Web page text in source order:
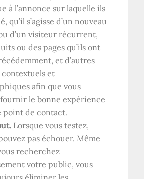
à l’annonce sur laquelle ils
qu’il s’agisse d’un nouveau
d’un visiteur récurrent,
ou des pages qu’ils ont
et d’autres
et
afin que vous
le bonne expérience
point de contact.
Lorsque vous testez,
pas échouer. Même
recherchez
votre public, vous